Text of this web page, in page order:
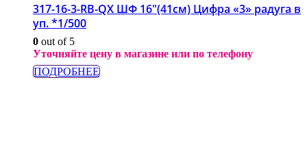
317-16-3-RB-QX ШФ 16″(41см) Цифра «3» радуга в
уп. *1/500
0 out of 5
Уточняйте цену в магазине или по телефону
ПОДРОБНЕЕ